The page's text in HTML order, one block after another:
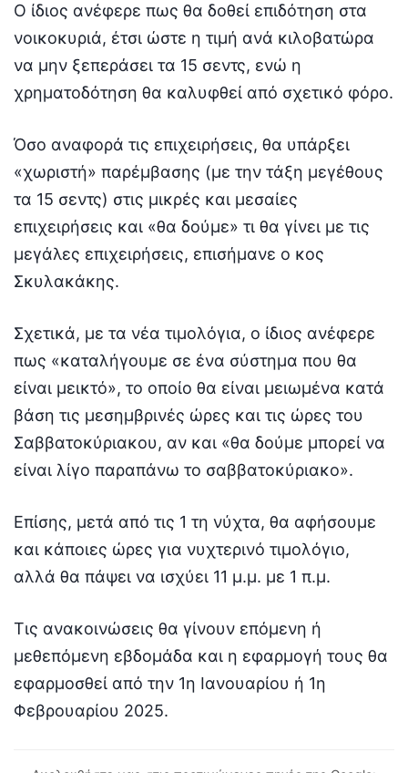
Ο ίδιος ανέφερε πως θα δοθεί επιδότηση στα
νοικοκυριά, έτσι ώστε η τιμή ανά κιλοβατώρα
να μην ξεπεράσει τα 15 σεντς, ενώ η
χρηματοδότηση θα καλυφθεί από σχετικό φόρο.
Όσο αναφορά τις επιχειρήσεις, θα υπάρξει
«χωριστή» παρέμβασης (με την τάξη μεγέθους
τα 15 σεντς) στις μικρές και μεσαίες
επιχειρήσεις και «θα δούμε» τι θα γίνει με τις
μεγάλες επιχειρήσεις, επισήμανε ο κος
Σκυλακάκης.
Σχετικά, με τα νέα τιμολόγια, ο ίδιος ανέφερε
πως «καταλήγουμε σε ένα σύστημα που θα
είναι μεικτό», το οποίο θα είναι μειωμένα κατά
βάση τις μεσημβρινές ώρες και τις ώρες του
Σαββατοκύριακου, αν και «θα δούμε μπορεί να
είναι λίγο παραπάνω το σαββατοκύριακο».
Επίσης, μετά από τις 1 τη νύχτα, θα αφήσουμε
και κάποιες ώρες για νυχτερινό τιμολόγιο,
αλλά θα πάψει να ισχύει 11 μ.μ. με 1 π.μ.
Τις ανακοινώσεις θα γίνουν επόμενη ή
μεθεπόμενη εβδομάδα και η εφαρμογή τους θα
εφαρμοσθεί από την 1η Ιανουαρίου ή 1η
Φεβρουαρίου 2025.